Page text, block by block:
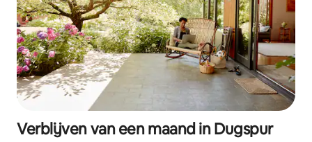
Verblijven van een maand in Dugspur